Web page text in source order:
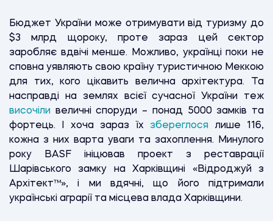
Бюджет України може отримувати від туризму до
$3 млрд щороку, проте зараз цей сектор
заробляє вдвічі менше. Можливо, українці поки не
сповна уявляють свою країну туристичною Меккою
для тих, кого цікавить велична архітектура. Та
насправді на землях всієї сучасної України теж
височіли величні споруди – понад 5000 замків та
фортець. І хоча зараз їх збереглося лише 116,
кожна з них варта уваги та захоплення. Минулого
року BASF ініцював проект з реставрації
Шарівського замку на Харківщині «Відроджуй з
Архітект™», і ми вдячні, що його підтримали
українські аграрії та місцева влада Харківщини.